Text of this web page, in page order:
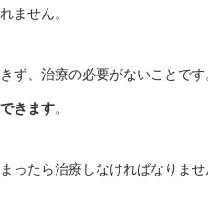
ません。
ず、治療の必要がないことで
きます。
ったら治療しなければなりませ